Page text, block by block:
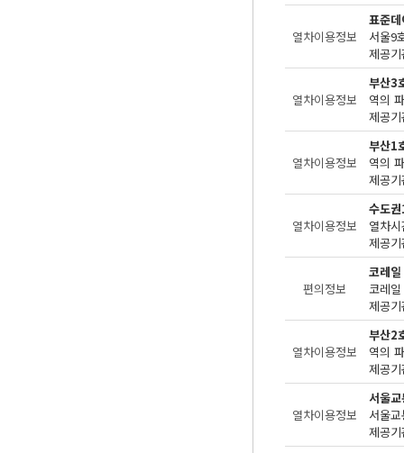
열차이용정보
표준
서울9
제공
열차이용정보
부산3
역의
제공
열차이용정보
부산1
역의
제공
열차이용정보
수도
제공
편의정보
코레
제공
열차이용정보
부산2
역의
제공
열차이용정보
서울
제공